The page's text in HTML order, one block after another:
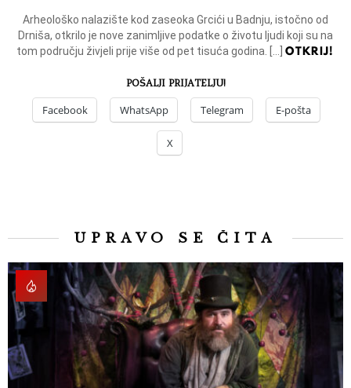
Arheološko nalazište kod zaseoka Grcići u Badnju, istočno od
Drniša, otkrilo je nove zanimljive podatke o životu ljudi koji su na
tom području živjeli prije više od pet tisuća godina. […]OTKRIJ!
POŠALJI PRIJATELJU!
Facebook WhatsApp Telegram E-pošta
X
UPRAVO SE ČITA